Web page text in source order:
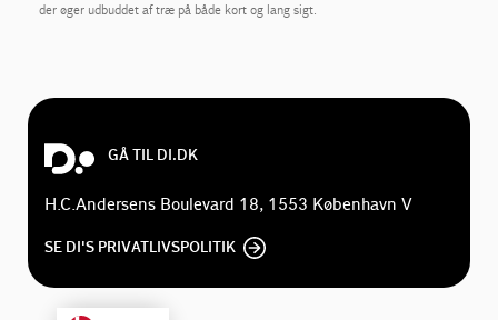
der øger udbuddet af træ på både kort og lang sigt.
GÅ TIL DI.DK
H.C.Andersens Boulevard 18, 1553 København V
SE DI'S PRIVATLIVSPOLITIK